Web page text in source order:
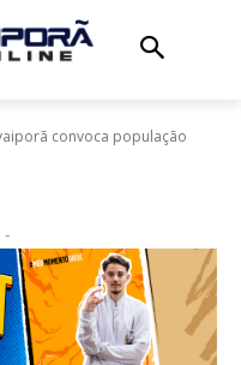
convoca população
-